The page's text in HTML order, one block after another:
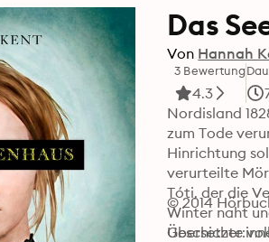
Das
Von Hannah
3 Bewertung
4.3
Nordisland
zum Tode
Hinrichtung
verurteilte
Tóti, der die
Winter naht
Geschichte
© 2014